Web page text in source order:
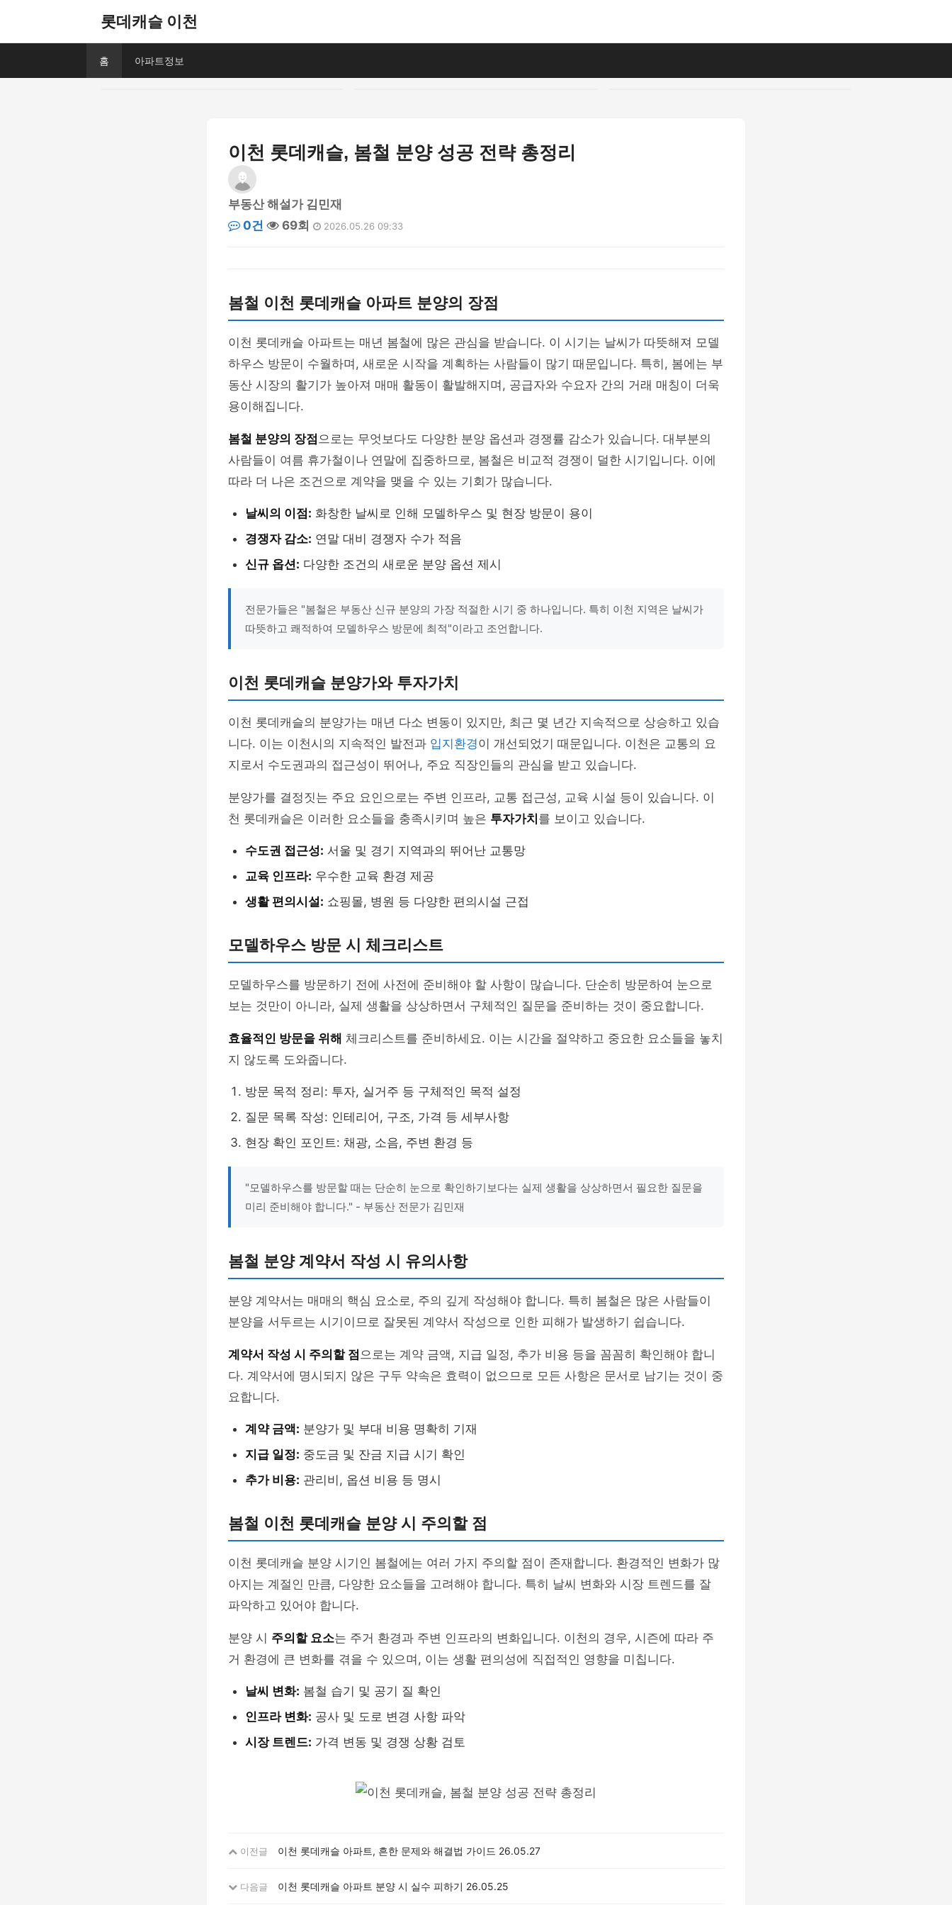
롯데캐슬 이천
홈 아파트정보
이천 롯데캐슬, 봄철 분양 성공 전략 총정리
부동산 해설가 김민재
0건
69회 2026.05.26 09:33
봄철 이천 롯데캐슬 아파트 분양의 장점
이천 롯데캐슬 아파트는 매년 봄철에 많은 관심을 받습니다. 이 시기는 날씨가 따뜻해져 모델
하우스 방문이 수월하며, 새로운 시작을 계획하는 사람들이 많기 때문입니다. 특히, 봄에는 부
동산 시장의 활기가 높아져 매매 활동이 활발해지며, 공급자와 수요자 간의 거래 매칭이 더욱
용이해집니다.
봄철 분양의 장점으로는 무엇보다도 다양한 분양 옵션과 경쟁률 감소가 있습니다. 대부분의
사람들이 여름 휴가철이나 연말에 집중하므로, 봄철은 비교적 경쟁이 덜한 시기입니다. 이에
따라 더 나은 조건으로 계약을 맺을 수 있는 기회가 많습니다.
날씨의 이점: 화창한 날씨로 인해 모델하우스 및 현장 방문이 용이
경쟁자 감소: 연말 대비 경쟁자 수가 적음
신규 옵션: 다양한 조건의 새로운 분양 옵션 제시
전문가들은 "봄철은 부동산 신규 분양의 가장 적절한 시기 중 하나입니다. 특히 이천 지역은 날씨가
따뜻하고 쾌적하여 모델하우스 방문에 최적"이라고 조언합니다.
이천 롯데캐슬 분양가와 투자가치
이천 롯데캐슬의 분양가는 매년 다소 변동이 있지만, 최근 몇 년간 지속적으로 상승하고 있습
니다. 이는 이천시의 지속적인 발전과 입지환경이 개선되었기 때문입니다. 이천은 교통의 요
지로서 수도권과의 접근성이 뛰어나, 주요 직장인들의 관심을 받고 있습니다.
분양가를 결정짓는 주요 요인으로는 주변 인프라, 교통 접근성, 교육 시설 등이 있습니다. 이
천 롯데캐슬은 이러한 요소들을 충족시키며 높은 투자가치 를 보이고 있습니다.
수도권 접근성: 서울 및 경기 지역과의 뛰어난 교통망
교육 인프라: 우수한 교육 환경 제공
생활 편의시설: 쇼핑몰, 병원 등 다양한 편의시설 근접
모델하우스 방문 시 체크리스트
모델하우스를 방문하기 전에 사전에 준비해야 할 사항이 많습니다. 단순히 방문하여 눈으로
보는 것만이 아니라, 실제 생활을 상상하면서 구체적인 질문을 준비하는 것이 중요합니다.
효율적인 방문을 위해 체크리스트를 준비하세요. 이는 시간을 절약하고 중요한 요소들을 놓치
지 않도록 도와줍니다.
방문 목적 정리: 투자, 실거주 등 구체적인 목적 설정
질문 목록 작성: 인테리어, 구조, 가격 등 세부사항
현장 확인 포인트: 채광, 소음, 주변 환경 등
"모델하우스를 방문할 때는 단순히 눈으로 확인하기보다는 실제 생활을 상상하면서 필요한 질문을
미리 준비해야 합니다." - 부동산 전문가 김민재
봄철 분양 계약서 작성 시 유의사항
분양 계약서는 매매의 핵심 요소로, 주의 깊게 작성해야 합니다. 특히 봄철은 많은 사람들이
분양을 서두르는 시기이므로 잘못된 계약서 작성으로 인한 피해가 발생하기 쉽습니다.
계약서 작성 시 주의할 점으로는 계약 금액, 지급 일정, 추가 비용 등을 꼼꼼히 확인해야 합니
다. 계약서에 명시되지 않은 구두 약속은 효력이 없으므로 모든 사항은 문서로 남기는 것이 중
요합니다.
계약 금액: 분양가 및 부대 비용 명확히 기재
지급 일정: 중도금 및 잔금 지급 시기 확인
추가 비용: 관리비, 옵션 비용 등 명시
봄철 이천 롯데캐슬 분양 시 주의할 점
이천 롯데캐슬 분양 시기인 봄철에는 여러 가지 주의할 점이 존재합니다. 환경적인 변화가 많
아지는 계절인 만큼, 다양한 요소들을 고려해야 합니다. 특히 날씨 변화와 시장 트렌드를 잘
파악하고 있어야 합니다.
분양 시 주의할 요소는 주거 환경과 주변 인프라의 변화입니다. 이천의 경우, 시즌에 따라 주
거 환경에 큰 변화를 겪을 수 있으며, 이는 생활 편의성에 직접적인 영향을 미칩니다.
날씨 변화: 봄철 습기 및 공기 질 확인
인프라 변화: 공사 및 도로 변경 사항 파악
시장 트렌드: 가격 변동 및 경쟁 상황 검토
이전글 이천 롯데캐슬 아파트, 흔한 문제와 해결법 가이드 26.05.27
다음글 이천 롯데캐슬 아파트 분양 시 실수 피하기 26.05.25